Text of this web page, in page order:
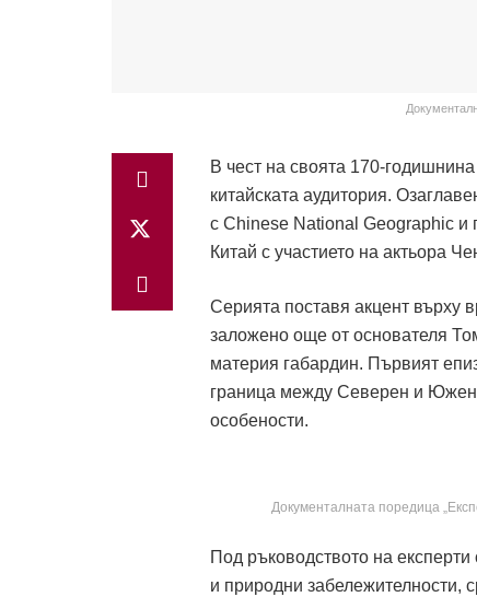
В чест на своята 170-
китайската аудитория.
с Chinese National Geographic и
Китай с участието на актьора
Серията поставя акцент върху
заложено още от основателя
материя габардин. Първият
граница между Северен и Южен
особености.
Документалната поредица
Под ръководството на
и природни забележителности,